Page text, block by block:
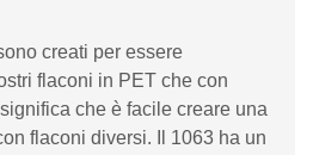
creati per essere
flaconi in PET che con
che è facile creare una
flaconi diversi. Il 1063 ha un